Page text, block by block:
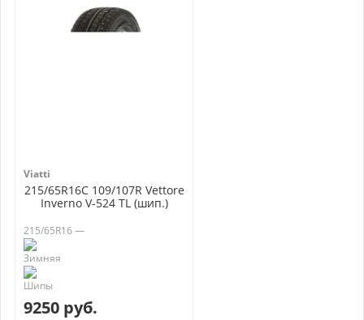
Viatti
215/65R16C 109/107R Vettore
Inverno V-524 TL (шип.)
215/65R16 —
9250 руб.